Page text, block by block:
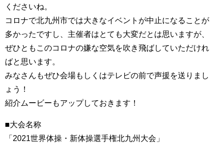
くださいね。
コロナで北九州市では大きなイベントが中止になることが
多かったですし、主催者はとても大変だとは思いますが、
ぜひともこのコロナの嫌な空気を吹き飛ばしていただけれ
ばと思います。
みなさんもぜひ会場もしくはテレビの前で声援を送りまし
ょう！
紹介ムービーもアップしておきます！
■大会名称
「2021世界体操・新体操選手権北九州大会」